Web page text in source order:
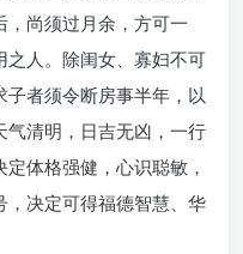
尚须过月余，方可一
人。除闺女、寡妇不可
者须令断房事半年，以
清明，日吉无凶，一行
体格强健，心识聪敏，
决定可得福德智慧、华